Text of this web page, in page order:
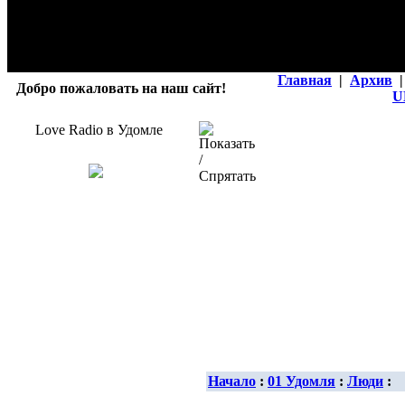
Добро пожаловать на наш сайт!
Главная | Архив |
Love Radio в Удомле
Начало : 01 Удомля : Люди :